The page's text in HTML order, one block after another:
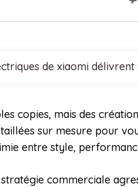
de xiaomi
copies, mais des
sur mesure pour
entre style,
stratégie commerciale